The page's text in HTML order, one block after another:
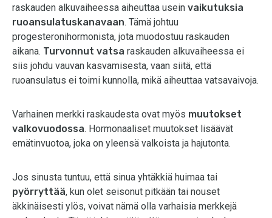
raskauden alkuvaiheessa aiheuttaa usein vaikutuksia
ruoansulatuskanavaan. Tämä johtuu
progesteronihormonista, jota muodostuu raskauden
aikana. Turvonnut vatsa raskauden alkuvaiheessa ei
siis johdu vauvan kasvamisesta, vaan siitä, että
ruoansulatus ei toimi kunnolla, mikä aiheuttaa vatsavaivoja.
Varhainen merkki raskaudesta ovat myös muutokset
valkovuodossa. Hormonaaliset muutokset lisäävät
emätinvuotoa, joka on yleensä valkoista ja hajutonta.
Jos sinusta tuntuu, että sinua yhtäkkiä huimaa tai
pyörryttää, kun olet seisonut pitkään tai nouset
äkkinäisesti ylös, voivat nämä olla varhaisia merkkejä